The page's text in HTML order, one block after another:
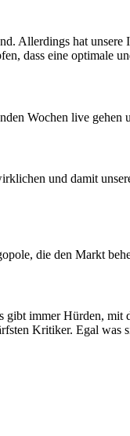
Allerdings hat
dass eine optimale
Wochen live gehen
und damit
die den Markt
immer Hürden, mit
Kritiker. Egal was